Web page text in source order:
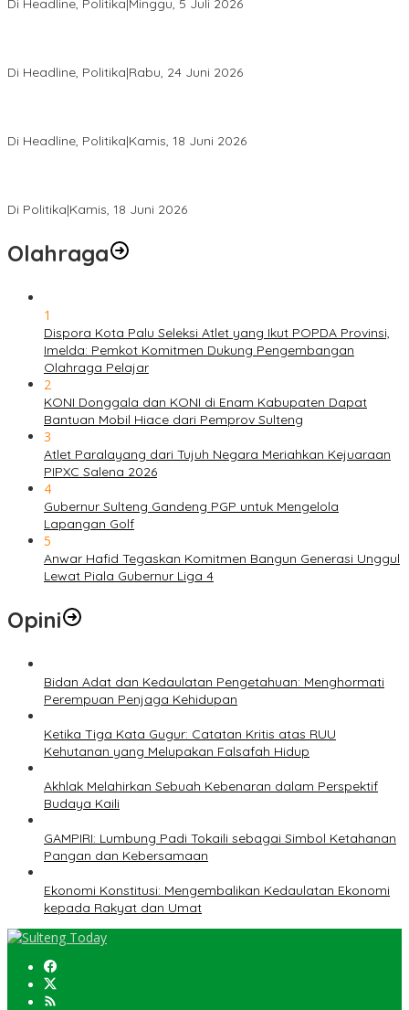
Di Headline, Politika|Minggu, 5 Juli 2026
Di Headline, Politika|Rabu, 24 Juni 2026
Di Headline, Politika|Kamis, 18 Juni 2026
Di Politika|Kamis, 18 Juni 2026
Olahraga
1
Dispora Kota Palu Seleksi Atlet yang Ikut POPDA Provinsi,
Imelda: Pemkot Komitmen Dukung Pengembangan
Olahraga Pelajar
2
KONI Donggala dan KONI di Enam Kabupaten Dapat
Bantuan Mobil Hiace dari Pemprov Sulteng
3
Atlet Paralayang dari Tujuh Negara Meriahkan Kejuaraan
PIPXC Salena 2026
4
Gubernur Sulteng Gandeng PGP untuk Mengelola
Lapangan Golf
5
Anwar Hafid Tegaskan Komitmen Bangun Generasi Unggul
Lewat Piala Gubernur Liga 4
Opini
Bidan Adat dan Kedaulatan Pengetahuan: Menghormati
Perempuan Penjaga Kehidupan
Ketika Tiga Kata Gugur: Catatan Kritis atas RUU
Kehutanan yang Melupakan Falsafah Hidup
Akhlak Melahirkan Sebuah Kebenaran dalam Perspektif
Budaya Kaili
GAMPIRI: Lumbung Padi Tokaili sebagai Simbol Ketahanan
Pangan dan Kebersamaan
Ekonomi Konstitusi: Mengembalikan Kedaulatan Ekonomi
kepada Rakyat dan Umat